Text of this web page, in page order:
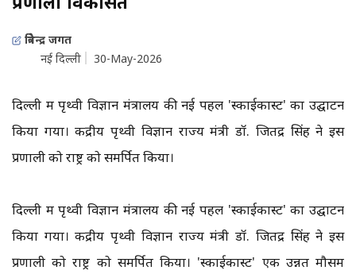
त्रिवेन्द्र जगत
नई दिल्ली
30-May-2026
दिल्ली में पृथ्वी विज्ञान मंत्रालय की नई पहल 'स्काईकास्ट' का उद्घाटन
किया गया। केंद्रीय पृथ्वी विज्ञान राज्य मंत्री डॉ. जितेंद्र सिंह ने इस
प्रणाली को राष्ट्र को समर्पित किया।
दिल्ली में पृथ्वी विज्ञान मंत्रालय की नई पहल 'स्काईकास्ट' का उद्घाटन
किया गया। केंद्रीय पृथ्वी विज्ञान राज्य मंत्री डॉ. जितेंद्र सिंह ने इस
प्रणाली को राष्ट्र को समर्पित किया। 'स्काईकास्ट' एक उन्नत मौसम